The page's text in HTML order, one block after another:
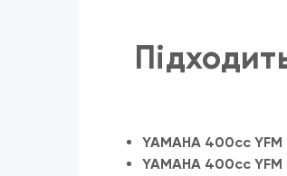
YAMAHA 400cc
YAMAHA 400cc